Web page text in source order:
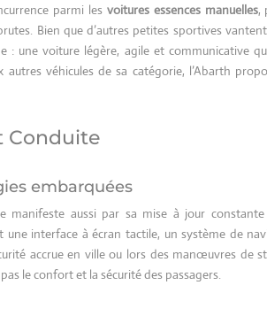
parmi les voitures essences manuelles,
Bien que d’autres petites sportives
: une voiture légère, agile et communicative
véhicules de sa catégorie, l’Abarth
Conduite
embarquées
manifeste aussi par sa mise à jour
interface à écran tactile, un système de
accrue en ville ou lors des manœuvres de
le confort et la sécurité des passagers.